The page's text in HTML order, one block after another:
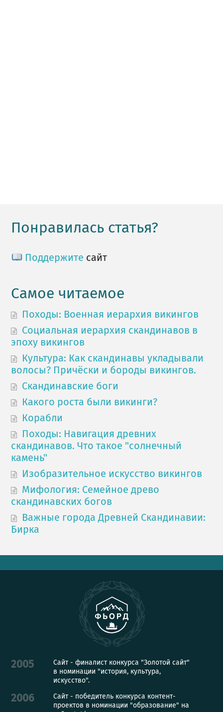
Понравилась статья?
Поддержите сайт
Самое читаемое
Походы: Военная иерархия викингов
Социальная иерархия скандинавов в
эпоху викингов
Культура: Как скандинавы укладывали
волосы? Причёски и бороды викингов.
Скандинавские боги
Какого роста были викинги?
Корабли
Походы: Навигация древних
скандинавов. Что такое "солнечный
камень"
Изобразительное искусство викингов
Мифология: Семейное древо
скандинавских богов
Важные города Древней Скандинавии:
Бирка
2005
Сайт - финалист конкурса "Золотой сайт"
в номинации "история, культура,
искусство".
2006
Сайт - победитель конкурса контент-
проектов в номинации "образование" на